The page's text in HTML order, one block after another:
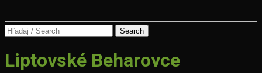
Search
Sychrov
–
Liptovské Beharovce